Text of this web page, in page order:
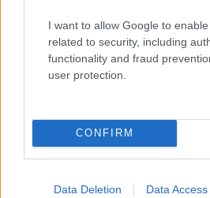
I want to allow Google to
related to security, including
functionality and fraud
user protection.
CONFIRM
Data Deletion Data Access